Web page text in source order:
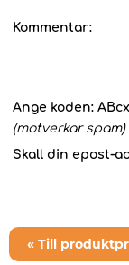
Kommentar:
Ange koden:
(motverkar spam)
Skall din epost-
« Till